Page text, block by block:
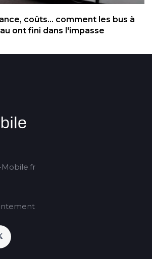
coûts... comment les bus à
ont fini dans l'impasse
Mobile.fr